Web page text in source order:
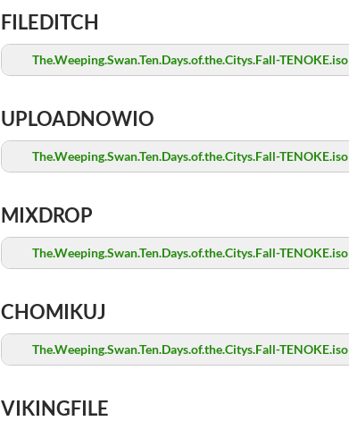
FILEDITCH
The.Weeping.Swan.Ten.Days.of.the.Citys.Fall-TENOKE.iso
UPLOADNOWIO
The.Weeping.Swan.Ten.Days.of.the.Citys.Fall-TENOKE.iso
MIXDROP
The.Weeping.Swan.Ten.Days.of.the.Citys.Fall-TENOKE.iso
CHOMIKUJ
The.Weeping.Swan.Ten.Days.of.the.Citys.Fall-TENOKE.iso
VIKINGFILE